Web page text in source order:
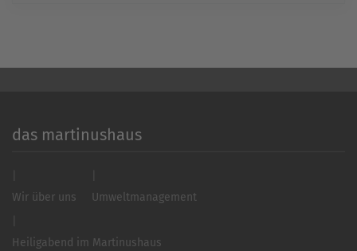
das martinushaus
Wir über uns Umweltmanagement
Heiligabend im Martinushaus